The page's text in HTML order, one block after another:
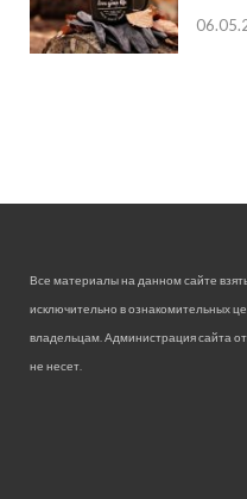
Все материалы на данном сайте
исключительно в ознакомительных
владельцам. Администрация сайта
не несет.